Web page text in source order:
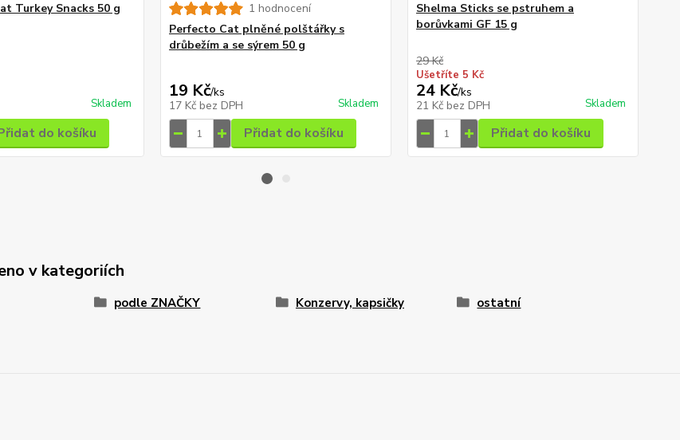
Turkey Snacks 50 g
Skladem
do košíku
1 hodnocení
Perfecto Cat plněné polštářky s
drůbežím a se sýrem 50 g
19 Kč/ks
17 Kč bez DPH Skladem
Přidat do košíku
Shelma Sticks se pstruhem a
borůvkami GF 15 g
29 Kč
Ušetříte 5 Kč
24 Kč/ks
21 Kč bez DPH Skladem
Přidat do košíku
v kategoriích
podle ZNAČKY Konzervy, kapsičky ostatní